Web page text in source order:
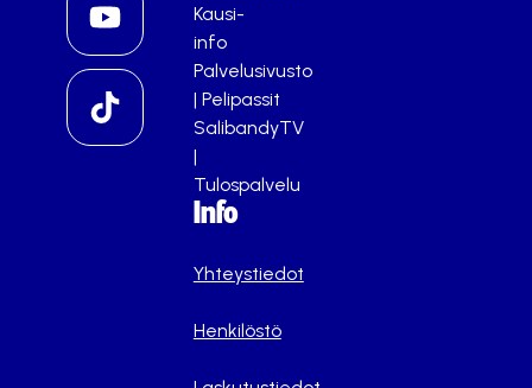
Kausi-
info
Palvelusivusto
| Pelipassit
SalibandyTV
|
Tulospalvelu
Info
Yhteystiedot
Henkilöstö